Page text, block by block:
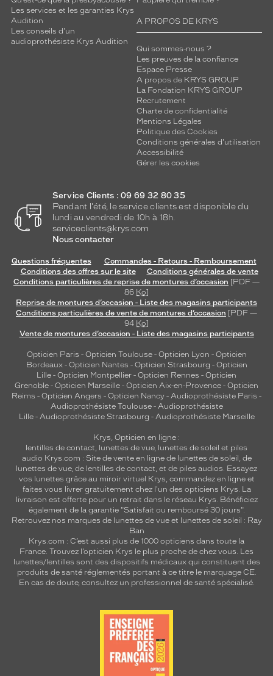
Les services et les garanties Krys
Audition
Les conseils d'un
audioprothésiste Krys Audition
A PROPOS DE KRYS
Qui sommes-nous ?
Les preuves de la confiance
Espace Presse
A propos de KRYS GROUP
La Fondation KRYS GROUP
Recrutement
Charte de confidentialité
Mentions Légales
Politique des Cookies
Conditions générales d'utilisation
Accessibilité
Gérer les cookies
Service Clients : 09 69 32 80 35
Pendant l'été, le service clients est disponible du
lundi au vendredi de 10h à 18h.
serviceclients@krys.com
Nous contacter
Questions fréquentes
Commandes - Retours - Remboursement
Conditions des offres sur le site
Conditions générales de vente
Conditions particulières de reprise de montures d’occasion [PDF —
86 Ko]
Reprise de montures d’occasion - Liste des magasins participants
Conditions particulières de vente de montures d’occasion [PDF —
94 Ko]
Vente de montures d’occasion - Liste des magasins participants
Opticien Paris - Opticien Toulouse- Opticien Lyon - Opticien
Bordeaux- Opticien Nantes - Opticien Strasbourg - Opticien
Lille - Opticien Montpellier - Opticien Rennes - Opticien
Grenoble - Opticien Marseille - Opticien Aix-en-Provence - Opticien
Reims - Opticien Angers - Opticien Nancy - Audioprothésiste Paris -
Audioprothésiste Toulouse- Audioprothésiste
Lille- Audioprothésiste Strasbourg - Audioprothésiste Marseille
Krys, Opticien en ligne :
lentilles de contact, lunettes de vue, lunettes de soleil et piles
audio Krys.com : Site de vente en ligne de lunettes de soleil, de
lunettes de vue, de lentilles de contact, et de piles audios. Essayez
vos lunettes grâce au miroir virtuel Krys, commandez en ligne et
faites vous livrer gratuitement chez l'un des opticiens Krys. La
livraison est offerte pour un retrait dans le réseau Krys. Bénéficiez
également de la garantie "Satisfait ou remboursé 30 jours".
Retrouvez nos marques de lunettes de vue et lunettes de soleil : Ray
Ban
Krys.com : C’est aussi plus de 1000 opticiens dans toute la
France. Trouvez l’opticien Krys le plus proche de chez vous. Les
lunettes/lentilles sont des dispositifs médicaux qui constituent des
produits de santé réglementés portant à ce titre le marquage CE.
En cas de doute, consultez un professionnel de santé spécialisé.